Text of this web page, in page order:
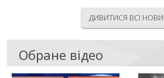
ДИВИТИСЯ ВСІ
Обране відео